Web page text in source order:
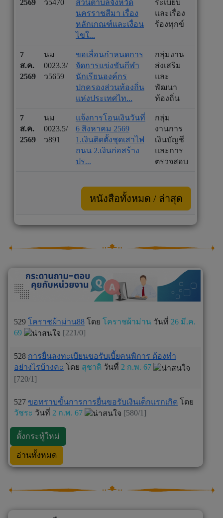
2569
ว5470
ส่วนตำบลจังหวัด
นครราชสีมา เรื่อง
หลักเกณฑ์และเงื่อน
ไขใ...
ระเบียบ
และเรื่อง
ร้องทุกข์
7
ส.ค.
2569
นม
0023.3/
ว5659
ขอเลื่อนกำหนดการ
จัดการแข่งขันกีฬา
นักเรียนองค์กร
ปกครองส่วนท้องถิ่น
แห่งประเทศไท...
กลุ่มงาน
ส่งเสริม
และ
พัฒนา
ท้องถิ่น
7
ส.ค.
2569
นม
0023.5/
ว891
แจ้งการโอนเงินวันที่
6 สิงหาคม 2569
1.เงินติดตั้งชุดเสาไฟ
ถนน 2.เงินก่อสร้าง
ปร...
กลุ่ม
งานการ
เงินบัญชี
และการ
ตรวจสอบ
หนังสือทั้งหมด / ล่าสุด
529 โคราชผ้าม่าน88 โดย โคราชผ้าม่าน วันที่ 26 มี.ค.
69
[221/0]
528 การยื่นลงทะเบียนขอรับเบี้ยคนพิการ ต้องทำ
อย่างไรบ้างคะ โดย สุชาติ วันที่ 2 ก.พ. 67
[720/1]
527 ขอทราบขั้นการการยื่นขอรับเงินเด็กแรกเกิด โดย
วัชระ วันที่ 2 ก.พ. 67 [580/1]
ตั้งกระทู้ใหม่
อ่านทั้งหมด